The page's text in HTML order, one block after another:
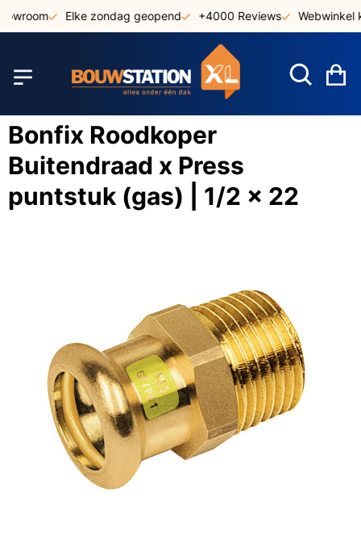
naar
Elke zondag geopend +4000 Reviews Webwinkel
Bonfix Roodkoper
Buitendraad x Press
puntstuk (gas) | 1/2 x 22